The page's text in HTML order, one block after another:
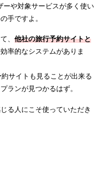
ーや対象サービスが多く使い
手ですよ。
、 他社の旅行予約サイトと
率的なシステムがありま
サイトも見ることが出来る
ランが見つかるはず。
る人にこそ使っていただき